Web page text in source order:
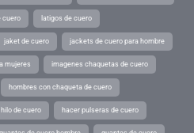
cuero latigos de cuero
jaket de cuero jackets de cuero para hombre
mujeres imagenes chaquetas de cuero
hombres con chaqueta de cuero
hilo de cuero hacer pulseras de cuero